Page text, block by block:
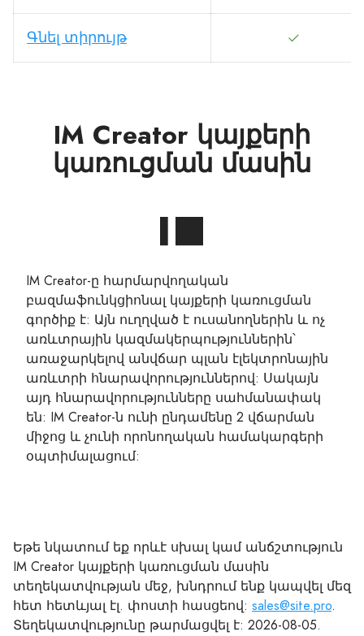
Գնել տիրույթ
IM Creator կայքերի
կառուցման մասին
IM Creator-ը հարմարվողական
բազմաֆունկցիոնալ կայքերի կառուցման
գործիք է: Այն ուղղված է ուսանողներին և ոչ
առևտրային կազմակերպություններին՝
առաջարկելով անվճար պլան էլեկտրոնային
առևտրի հնարավորություններով: Սակայն
այդ հնարավորությունները սահմանափակ
են: IM Creator-ն ունի ընդամենը 2 վճարման
միջոց և չունի որոնողական համակարգերի
օպտիմալացում:
Եթե նկատում եք որևէ սխալ կամ անճշտություն
IM Creator կայքերի կառուցման մասին
տեղեկատվության մեջ, խնդրում ենք կապվել մեզ
հետ հետևյալ էլ. փոստի հասցեով: sales@site.pro.
Տեղեկատվությունը թարմացվել է: 2026-08-05.